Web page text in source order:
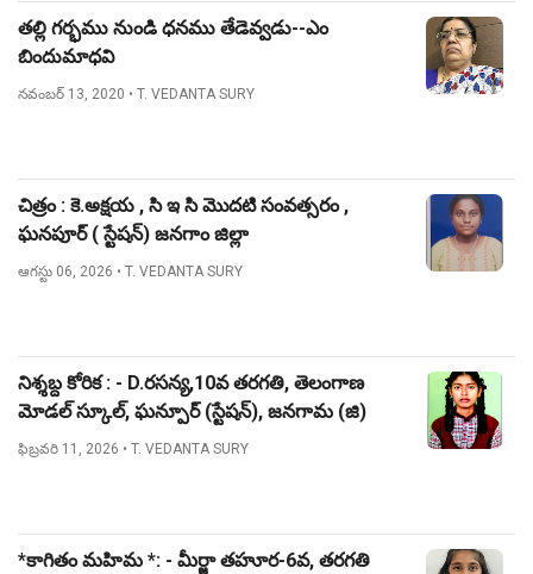
తల్లి గర్భము నుండి ధనము తేడెవ్వడు--ఎం
బిందుమాధవి
నవంబర్ 13, 2020 • T. VEDANTA SURY
చిత్రం : కె.అక్షయ , సి ఇ సి మొదటి సంవత్సరం ,
ఘనపూర్ ( స్టేషన్) జనగాం జిల్లా
ఆగస్టు 06, 2026 • T. VEDANTA SURY
నిశ్శబ్ద కోరిక : - D.రసన్య,10వ తరగతి, తెలంగాణ
మోడల్ స్కూల్, ఘన్పూర్ (స్టేషన్), జనగామ (జి)
ఫిబ్రవరి 11, 2026 • T. VEDANTA SURY
*కాగితం మహిమ *: - మీర్జా తహూర-6వ, తరగతి